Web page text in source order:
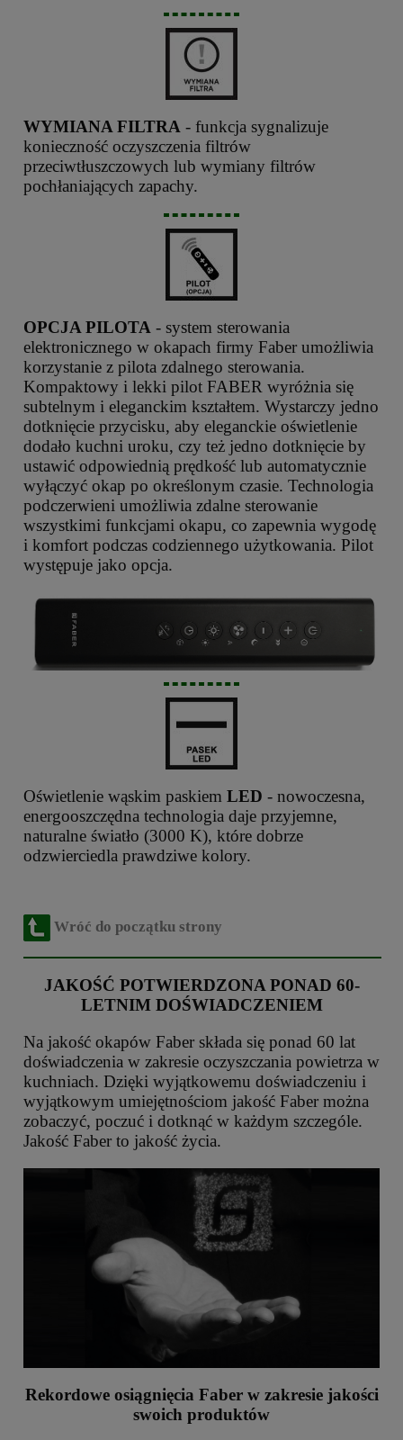
WYMIANA FILTRA - funkcja sygnalizuje
konieczność oczyszczenia filtrów
przeciwtłuszczowych lub wymiany filtrów
pochłaniających zapachy.
OPCJA PILOTA - system sterowania
elektronicznego w okapach firmy Faber umożliwia
korzystanie z pilota zdalnego sterowania.
Kompaktowy i lekki pilot FABER wyróżnia się
subtelnym i eleganckim kształtem. Wystarczy jedno
dotknięcie przycisku, aby eleganckie oświetlenie
dodało kuchni uroku, czy też jedno dotknięcie by
ustawić odpowiednią prędkość lub automatycznie
wyłączyć okap po określonym czasie. Technologia
podczerwieni umożliwia zdalne sterowanie
wszystkimi funkcjami okapu, co zapewnia wygodę
i komfort podczas codziennego użytkowania. Pilot
występuje jako opcja.
Oświetlenie wąskim paskiem LED - nowoczesna,
energooszczędna technologia daje przyjemne,
naturalne światło (3000 K), które dobrze
odzwierciedla prawdziwe kolory.
Wróć do początku strony
JAKOŚĆ POTWIERDZONA PONAD 60-
LETNIM DOŚWIADCZENIEM
Na jakość okapów Faber składa się ponad 60 lat
doświadczenia w zakresie oczyszczania powietrza w
kuchniach. Dzięki wyjątkowemu doświadczeniu i
wyjątkowym umiejętnościom jakość Faber można
zobaczyć, poczuć i dotknąć w każdym szczególe.
Jakość Faber to jakość życia.
Rekordowe osiągnięcia Faber w zakresie jakości
swoich produktów